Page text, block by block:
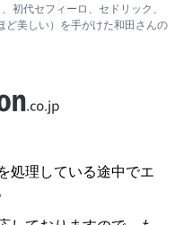
初代セフィーロ、セドリック、
ど美しい）を手がけた和田さんの